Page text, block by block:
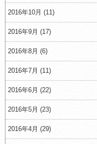
2016年10月 (11)
2016年9月 (17)
2016年8月 (6)
2016年7月 (11)
2016年6月 (22)
2016年5月 (23)
2016年4月 (29)